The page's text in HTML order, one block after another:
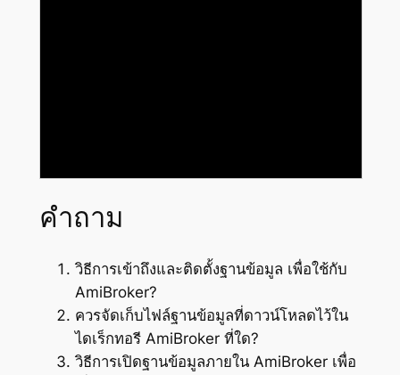
คำถาม
วิธีการเข้าถึงและติดตั้งฐานข้อมูล เพื่อใช้กับ
AmiBroker?
ควรจัดเก็บไฟล์ฐานข้อมูลที่ดาวน์โหลดไว้ใน
ไดเร็กทอรี AmiBroker ที่ใด?
วิธีการเปิดฐานข้อมูลภายใน AmiBroker เพื่อ